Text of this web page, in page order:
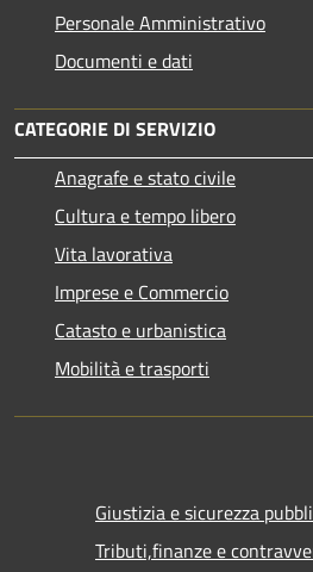
Personale Amministrativo
Documenti e dati
CATEGORIE DI SERVIZIO
Anagrafe e stato civile
Cultura e tempo libero
Vita lavorativa
Imprese e Commercio
Catasto e urbanistica
Mobilità e trasporti
Giustizia e sicurezza
Tributi,finanze e